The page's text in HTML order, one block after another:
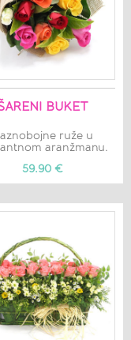
BUKET
ruže u
aranžmanu.
59.90 €